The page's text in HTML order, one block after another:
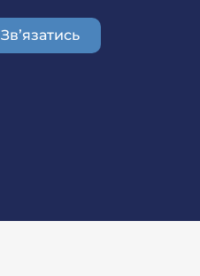
Звʼязатись